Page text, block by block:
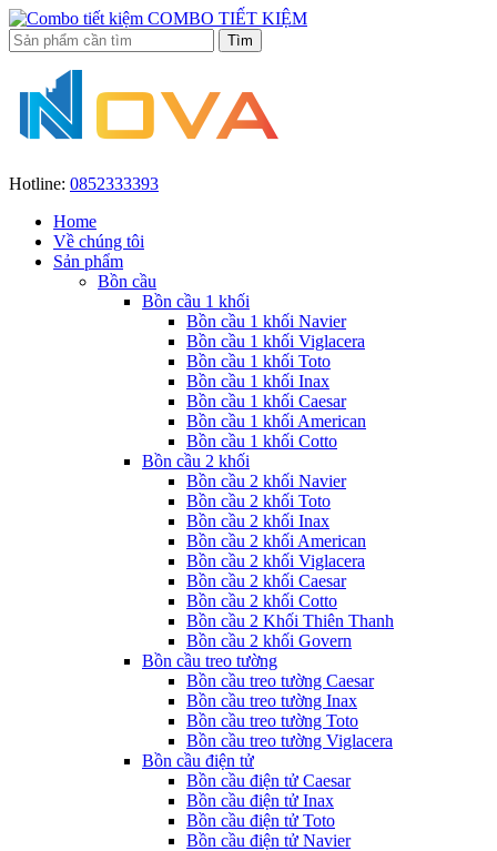
COMBO TIẾT KIỆM
Hotline: 0852333393
Home
Về chúng tôi
Sản phẩm
Bồn cầu
Bồn cầu 1 khối
Bồn cầu 1 khối Navier
Bồn cầu 1 khối Viglacera
Bồn cầu 1 khối Toto
Bồn cầu 1 khối Inax
Bồn cầu 1 khối Caesar
Bồn cầu 1 khối American
Bồn cầu 1 khối Cotto
Bồn cầu 2 khối
Bồn cầu 2 khối Navier
Bồn cầu 2 khối Toto
Bồn cầu 2 khối Inax
Bồn cầu 2 khối American
Bồn cầu 2 khối Viglacera
Bồn cầu 2 khối Caesar
Bồn cầu 2 khối Cotto
Bồn cầu 2 Khối Thiên Thanh
Bồn cầu 2 khối Govern
Bồn cầu treo tường
Bồn cầu treo tường Caesar
Bồn cầu treo tường Inax
Bồn cầu treo tường Toto
Bồn cầu treo tường Viglacera
Bồn cầu điện tử
Bồn cầu điện tử Caesar
Bồn cầu điện tử Inax
Bồn cầu điện tử Toto
Bồn cầu điện tử Navier